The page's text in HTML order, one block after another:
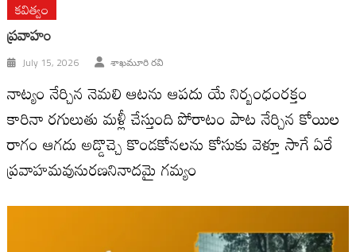
కవిత్వం
ప్రవాహం
July 15, 2026 శాఖమూరి రవి
నాట్యం నేర్చిన నెమలి ఆటను ఆపదు యే నిర్బంధంరక్తం
కారినా రగులుతు మళ్లీ చేస్తుంది పోరాటం పాట నేర్చిన కోయిల
రాగం ఆగదు అడ్డొచ్చె కొండకోనలను కోసుకు వెళ్తూ సాగే ఏరే
ప్రవాహమవునురణనినాదమై గమ్యం